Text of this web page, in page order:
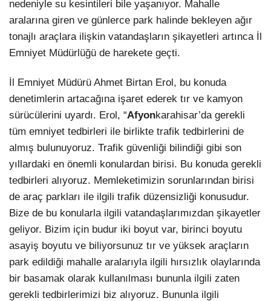
nedeniyle su kesintileri bile yaşanıyor. Mahalle
aralarına giren ve günlerce park halinde bekleyen ağır
tonajlı araçlara ilişkin vatandaşların şikayetleri artınca İl
Emniyet Müdürlüğü de harekete geçti.
İl Emniyet Müdürü Ahmet Birtan Erol, bu konuda
denetimlerin artacağına işaret ederek tır ve kamyon
sürücülerini uyardı. Erol, “Afyonkarahisar’da gerekli
tüm emniyet tedbirleri ile birlikte trafik tedbirlerini de
almış bulunuyoruz. Trafik güvenliği bilindiği gibi son
yıllardaki en önemli konulardan birisi. Bu konuda gerekli
tedbirleri alıyoruz. Memleketimizin sorunlarından birisi
de araç parkları ile ilgili trafik düzensizliği konusudur.
Bize de bu konularla ilgili vatandaşlarımızdan şikayetler
geliyor. Bizim için budur iki boyut var, birinci boyutu
asayiş boyutu ve biliyorsunuz tır ve yüksek araçların
park edildiği mahalle aralarıyla ilgili hırsızlık olaylarında
bir basamak olarak kullanılması bununla ilgili zaten
gerekli tedbirlerimizi biz alıyoruz. Bununla ilgili